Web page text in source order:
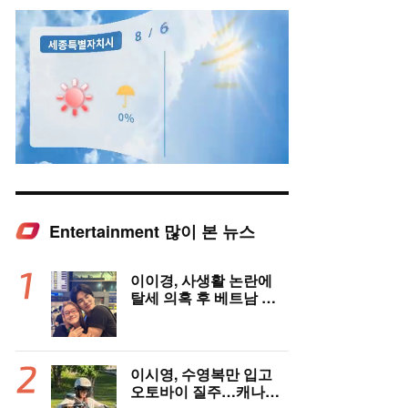
Mute
Entertainment 많이 본 뉴스
이이경, 사생활 논란에
탈세 의혹 후 베트남 女
이시영, 수영복만 입고
오토바이 질주…캐나다